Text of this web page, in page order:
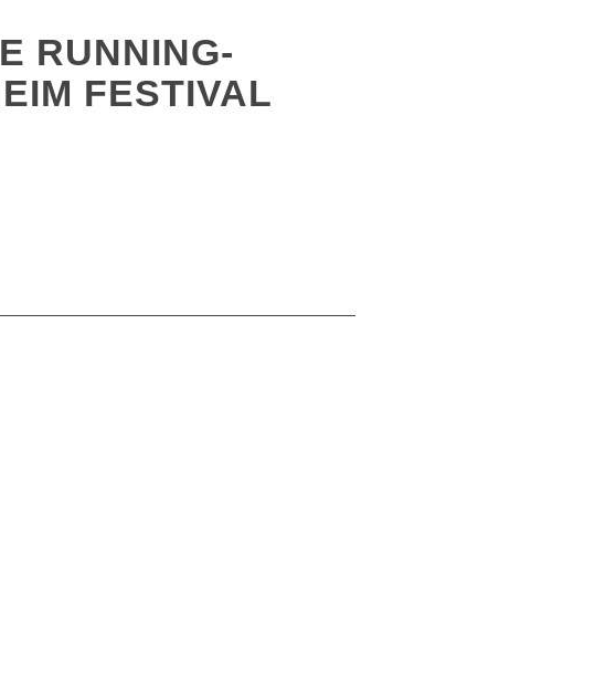
RUNNING-
FESTIVAL